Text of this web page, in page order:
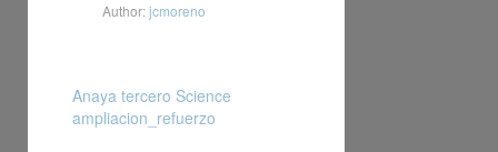
Author:jcmoreno
Anaya tercero Science
ampliacion_refuerzo